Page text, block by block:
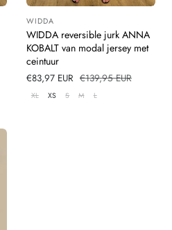
Leverancier:
WIDDA
WIDDA reversible jurk ANNA
KOBALT van modal jersey met
ceintuur
Verkoopprijs
€83,97 EUR Normale
prijs
€139,95 EUR
XL XS S M L